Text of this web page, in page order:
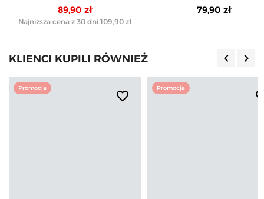
ocieplana bez kaptura
89,90 zł
Najniższa cena z 30 dni 109,90 zł
głowę z kapturem
79,90 zł
KLIENCI KUPILI RÓWNIEŻ keyboard_arrow_left keyboard_arrow_right
Promocja
favorite_border
Promocja